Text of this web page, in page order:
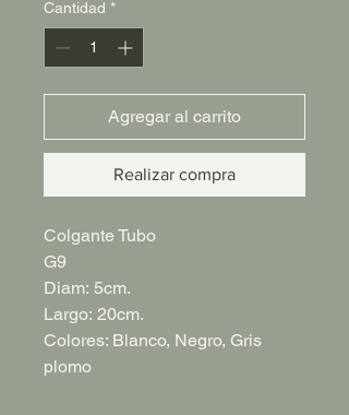
Cantidad *
Agregar al carrito
Realizar compra
Colgante Tubo
G9
Diam: 5cm.
Largo: 20cm.
Colores: Blanco, Negro, Gris
plomo